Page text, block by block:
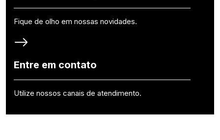
Fique de olho em nossas novidades.
Entre em contato
Utilize nossos canais de atendimento.